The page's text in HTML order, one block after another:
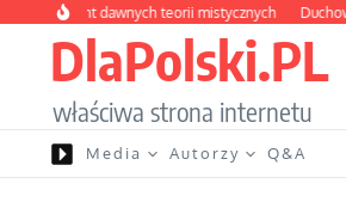
Przejdź do treści
labirynt dawnych teorii mistycznych Duchowa
DlaPolski.PL
właściwa strona internetu
Media Autorzy Q&A